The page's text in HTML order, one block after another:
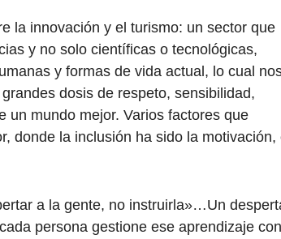
la innovación y el turismo: un sector que
y no solo científicas o tecnológicas,
y formas de vida actual, lo cual
dosis de respeto, sensibilidad,
un mundo mejor. Varios factores que
donde la inclusión ha sido la motivación,
a la gente, no instruirla»…Un
persona gestione ese aprendizaje con